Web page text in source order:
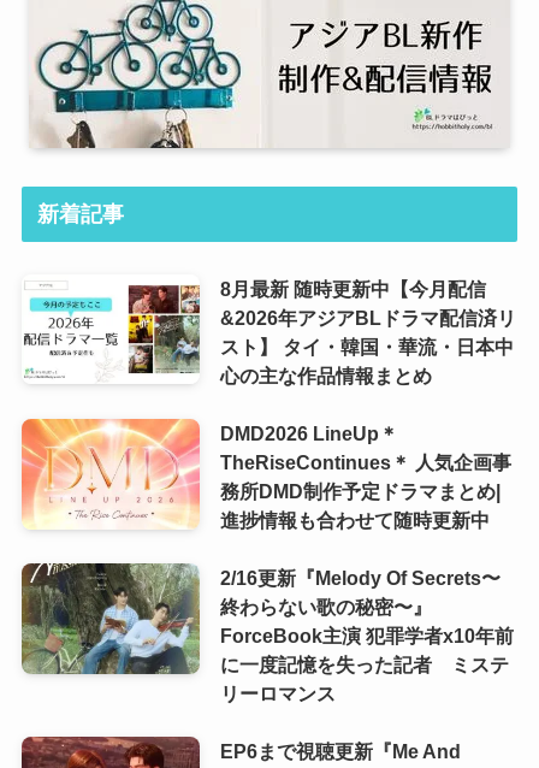
新着記事
8月最新 随時更新中【今月配信
&2026年アジアBLドラマ配信済リ
スト】 タイ・韓国・華流・日本中
心の主な作品情報まとめ
DMD2026 LineUp＊
TheRiseContinues＊ 人気企画事
務所DMD制作予定ドラマまとめ|
進捗情報も合わせて随時更新中
2/16更新『Melody Of Secrets〜
終わらない歌の秘密〜』
ForceBook主演 犯罪学者x10年前
に一度記憶を失った記者 ミステ
リーロマンス
EP6まで視聴更新『Me And